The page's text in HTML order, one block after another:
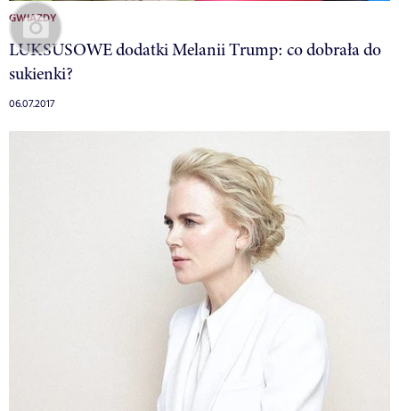
GWIAZDY
LUKSUSOWE dodatki Melanii Trump: co dobrała do
sukienki?
06.07.2017